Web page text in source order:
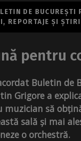
DE BUCUREȘTI
REPORTAJE ȘI ȘTIRI
pentru
Buletin de
Grigore a
muzician să
sală și mai
o orchestră.